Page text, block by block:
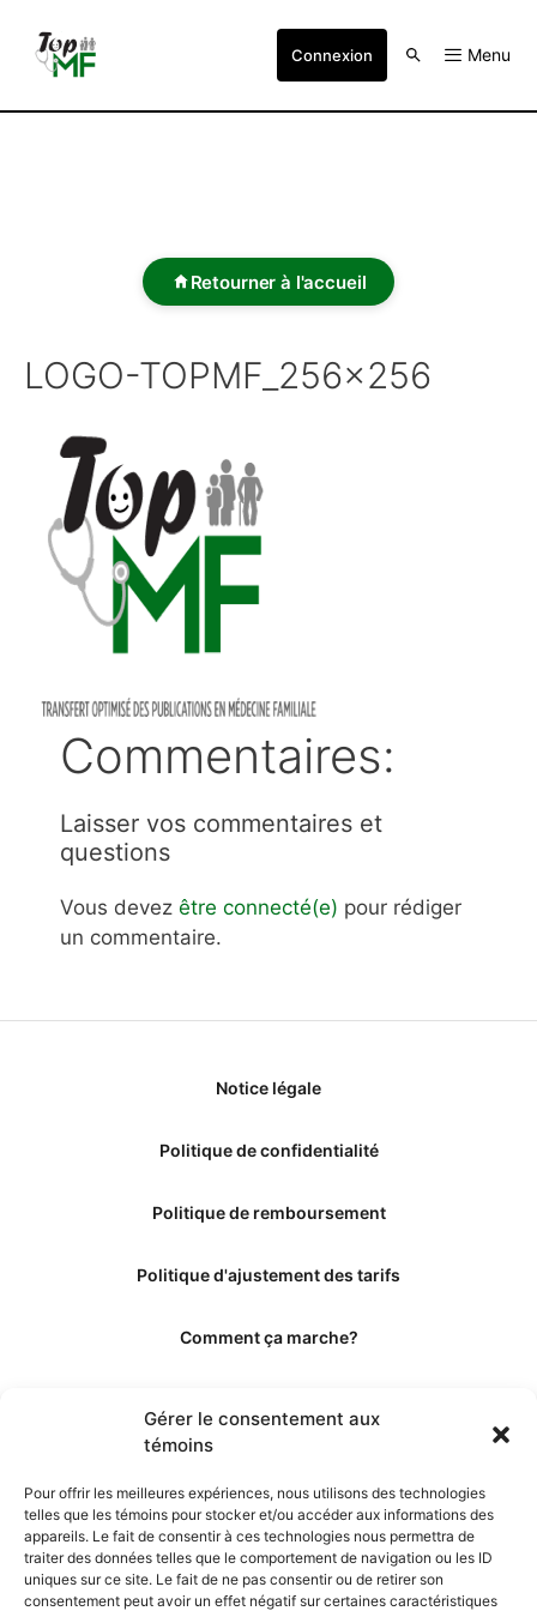
Gérer le consentement aux
témoins
Pour offrir les meilleures expériences, nous utilisons des technologies
telles que les témoins pour stocker et/ou accéder aux informations des
appareils. Le fait de consentir à ces technologies nous permettra de
traiter des données telles que le comportement de navigation ou les ID
uniques sur ce site. Le fait de ne pas consentir ou de retirer son
consentement peut avoir un effet négatif sur certaines caractéristiques
Connexion Menu
Retourner à l'accueil
LOGO-TOPMF_256x256
Commentaires:
Laisser vos commentaires et
questions
Vous devez être connecté(e) pour rédiger
un commentaire.
Notice légale
Politique de confidentialité
Politique de remboursement
Politique d'ajustement des tarifs
Comment ça marche?
Les éditeurs
Les experts et collaborateurs